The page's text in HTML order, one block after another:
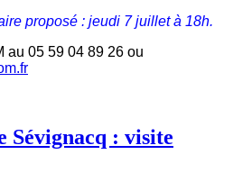
proposé : jeudi 7 juillet à 18h.
au 05 59 04 89 26 ou
Sévignacq : visite